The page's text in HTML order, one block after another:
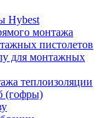
Hybest
монтажа
пистолетов
для монтажных
теплоизоляции
(гофры)